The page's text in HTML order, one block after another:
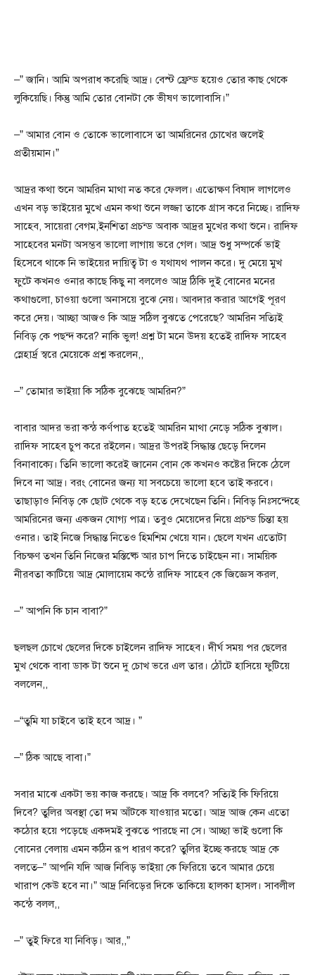
–” জানি। আমি অপরাধ করেছি আদ্র। বেস্ট ফ্রেন্ড হয়েও তোর কাছ থেকে
লুকিয়েছি। কিন্তু আমি তোর বোনটা কে ভীষণ ভালোবাসি।”
–” আমার বোন ও তোকে ভালোবাসে তা আমরিনের চোখের জলেই
প্রতীয়মান।”
আদ্রর কথা শুনে আমরিন মাথা নত করে ফেলল। এতোক্ষণ বিষাদ লাগলেও
এখন বড় ভাইয়ের মুখে এমন কথা শুনে লজ্জা তাকে গ্রাস করে নিচ্ছে। রাদিফ
সাহেব, সায়েরা বেগম,ইনশিতা প্রচন্ড অবাক আদ্রর মুখের কথা শুনে। রাদিফ
সাহেবের মনটা অসম্ভব ভালো লাগায় ভরে গেল। আদ্র শুধু সম্পর্কে ভাই
হিসেবে থাকে নি ভাইয়ের দায়িত্ব টা ও যথাযথ পালন করে। দু মেয়ে মুখ
ফুটে কখনও ওনার কাছে কিছু না বললেও আদ্র ঠিকি দুই বোনের মনের
কথাগুলো, চাওয়া গুলো অনাসয়ে বুঝে নেয়। আবদার করার আগেই পূরণ
করে দেয়। আচ্ছা আজও কি আদ্র সঠিল বুঝতে পেরেছে? আমরিন সত্যিই
নিবিড় কে পছন্দ করে? নাকি ভুল! প্রশ্ন টা মনে উদয় হতেই রাদিফ সাহেব
স্নেহার্দ্র স্বরে মেয়েকে প্রশ্ন করলেন,,
–” তোমার ভাইয়া কি সঠিক বুঝেছে আমরিন?”
বাবার আদর ভরা কন্ঠ কর্ণপাত হতেই আমরিন মাথা নেড়ে সঠিক বুঝাল।
রাদিফ সাহেব চুপ করে রইলেন। আদ্রর উপরই সিদ্ধান্ত ছেড়ে দিলেন
বিনাবাক্যে। তিনি ভালো করেই জানেন বোন কে কখনও কষ্টের দিকে ঠেলে
দিবে না আদ্র। বরং বোনের জন্য যা সবচেয়ে ভালো হবে তাই করবে।
তাছাড়াও নিবিড় কে ছোট থেকে বড় হতে দেখেছেন তিনি। নিবিড় নিঃসন্দেহে
আমরিনের জন্য একজন যোগ্য পাত্র। তবুও মেয়েদের নিয়ে প্রচন্ড চিন্তা হয়
ওনার। তাই নিজে সিদ্ধান্ত নিতেও হিমশিম খেয়ে যান। ছেলে যখন এতোটা
বিচক্ষণ তখন তিনি নিজের মস্তিষ্কে আর চাপ দিতে চাইছেন না। সাময়িক
নীরবতা কাটিয়ে আদ্র মোলায়েম কন্ঠে রাদিফ সাহেব কে জিজ্ঞেস করল,
–” আপনি কি চান বাবা?”
ছলছল চোখে ছেলের দিকে চাইলেন রাদিফ সাহেব। দীর্ঘ সময় পর ছেলের
মুখ থেকে বাবা ডাক টা শুনে দু চোখ ভরে এল তার। ঠোঁটে হাসিয়ে ফুটিয়ে
বললেন,,
–“তুমি যা চাইবে তাই হবে আদ্র। ”
–” ঠিক আছে বাবা।”
সবার মাঝে একটা ভয় কাজ করছে। আদ্র কি বলবে? সত্যিই কি ফিরিয়ে
দিবে? তুলির অবস্থা তো দম আঁটকে যাওয়ার মতো। আদ্র আজ কেন এতো
কঠোর হয়ে পড়েছে একদমই বুঝতে পারছে না সে। আচ্ছা ভাই গুলো কি
বোনের বেলায় এমন কঠিন রূপ ধারণ করে? তুলির ইচ্ছে করছে আদ্র কে
বলতে–” আপনি যদি আজ নিবিড় ভাইয়া কে ফিরিয়ে তবে আমার চেয়ে
খারাপ কেউ হবে না।” আদ্র নিবিড়ের দিকে তাকিয়ে হালকা হাসল। সাবলীল
কন্ঠে বলল,,
–” তুই ফিরে যা নিবিড়। আর,,”